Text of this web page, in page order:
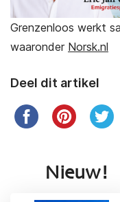
Grenzenloos werkt
waaronder Norsk.nl
Deel dit artikel
Nieuw!